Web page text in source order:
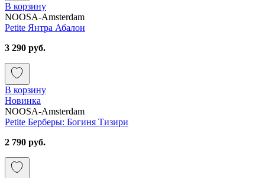
В корзину
NOOSA-Amsterdam
Petite Янтра Абалон
3 290 руб.
В корзину
Новинка
NOOSA-Amsterdam
Petite Берберы: Богиня Тизири
2 790 руб.